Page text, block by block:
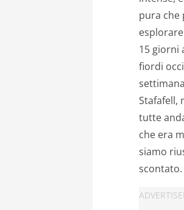
pura che
15 giorni
fiordi
Stafafell,
tutte
che era
siamo
scontato.